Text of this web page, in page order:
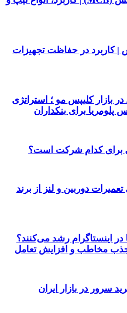
| کاربرد در حفاظت تجهیزات
بازار کلیپس مو ؛ استراتژی
پلومریا برای بنکداران
برای کدام شرکت است؟
تعمیرات دوربین و لنز از برند
اینستاگرام رشد می‌کنند؟
مخاطب و افزایش تعامل
سرور در بازار ایران